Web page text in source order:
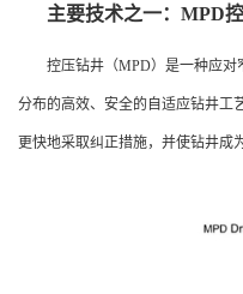
主要技术之一：MPD
控压钻井（MPD）是一种应
分布的高效、安全的自适应钻井工
更快地采取纠正措施，并使钻井成